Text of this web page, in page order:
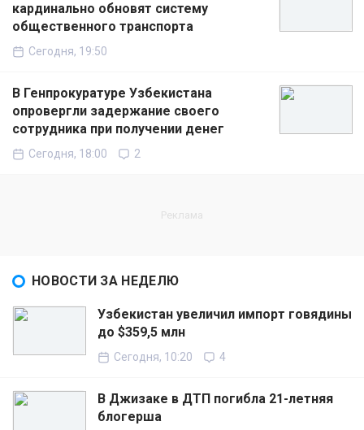
кардинально обновят систему
общественного транспорта
Сегодня, 19:50
В Генпрокуратуре Узбекистана
опровергли задержание своего
сотрудника при получении денег
Сегодня, 18:00 2
НОВОСТИ ЗА НЕДЕЛЮ
Узбекистан увеличил импорт говядины
до $359,5 млн
Сегодня, 10:20 4
В Джизаке в ДТП погибла 21-летняя
блогерша